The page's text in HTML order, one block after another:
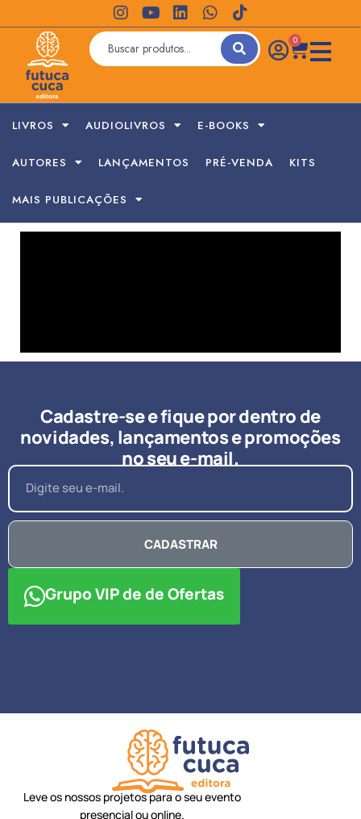
0
LIVROS AUDIOLIVROS E-BOOKS
AUTORES LANÇAMENTOS PRÉ-VENDA KITS
MAIS PUBLICAÇÕES
Cadastre-se e fique por dentro de
novidades, lançamentos e promoções
no seu e-mail.
CADASTRAR
Grupo VIP de de Ofertas
Leve os nossos projetos para o seu evento
presencial ou online.